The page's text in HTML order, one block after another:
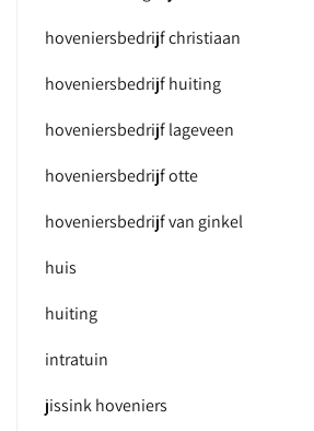
hoveniersbedrijf christiaan
hoveniersbedrijf huiting
hoveniersbedrijf lageveen
hoveniersbedrijf otte
hoveniersbedrijf van ginkel
huis
huiting
intratuin
jissink hoveniers